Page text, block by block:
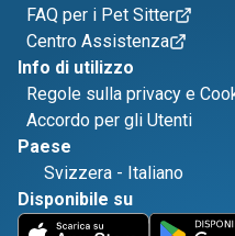
FAQ per i Pet Sitter
Centro Assistenza
Info di utilizzo
Regole sulla privacy e
Accordo per gli Utenti
Paese
Svizzera - Italiano
Disponibile su